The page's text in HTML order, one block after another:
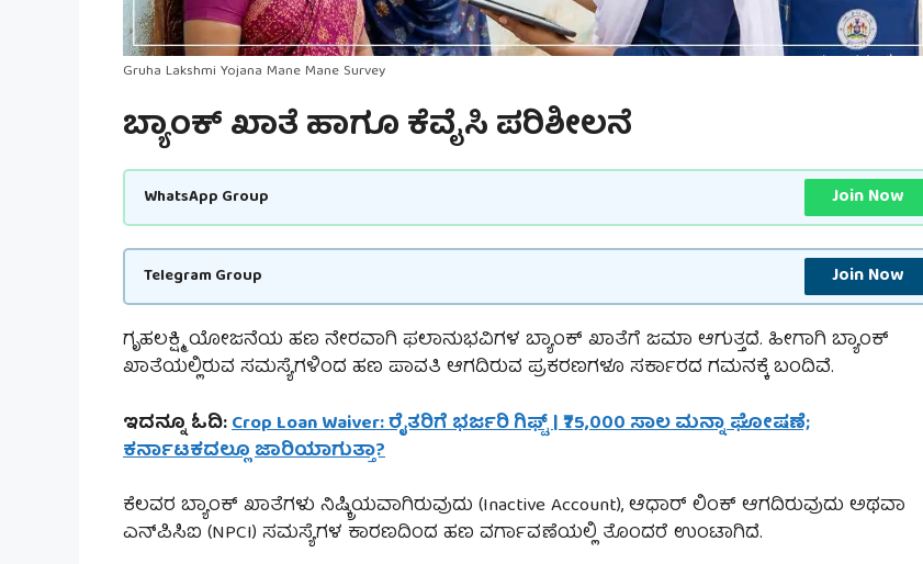
Gruha Lakshmi Yojana Mane Mane Survey
ಬ್ಯಾಂಕ್ ಖಾತೆ ಹಾಗೂ ಕೆವೈಸಿ ಪರಿಶೀಲನೆ
WhatsApp Group Join Now
Telegram Group Join Now
ಗೃಹಲಕ್ಷ್ಮಿ ಯೋಜನೆಯ ಹಣ ನೇರವಾಗಿ ಫಲಾನುಭವಿಗಳ ಬ್ಯಾಂಕ್ ಖಾತೆಗೆ ಜಮಾ ಆಗುತ್ತದೆ. ಹೀಗಾಗಿ ಬ್ಯಾಂಕ್
ಖಾತೆಯಲ್ಲಿರುವ ಸಮಸ್ಯೆಗಳಿಂದ ಹಣ ಪಾವತಿ ಆಗದಿರುವ ಪ್ರಕರಣಗಳೂ ಸರ್ಕಾರದ ಗಮನಕ್ಕೆ ಬಂದಿವೆ.
ಇದನ್ನೂ ಓದಿ:Crop Loan Waiver: ರೈತರಿಗೆ ಭರ್ಜರಿ ಗಿಫ್ಟ್ | ₹75,000 ಸಾಲ ಮನ್ನಾ ಘೋಷಣೆ;
ಕರ್ನಾಟಕದಲ್ಲೂ ಜಾರಿಯಾಗುತ್ತಾ?
ಕೆಲವರ ಬ್ಯಾಂಕ್ ಖಾತೆಗಳು ನಿಷ್ಕ್ರಿಯವಾಗಿರುವುದು (Inactive Account), ಆಧಾರ್ ಲಿಂಕ್ ಆಗದಿರುವುದು ಅಥವಾ
ಎನ್‌ಪಿಸಿಐ (NPCI) ಸಮಸ್ಯೆಗಳ ಕಾರಣದಿಂದ ಹಣ ವರ್ಗಾವಣೆಯಲ್ಲಿ ತೊಂದರೆ ಉಂಟಾಗಿದೆ.